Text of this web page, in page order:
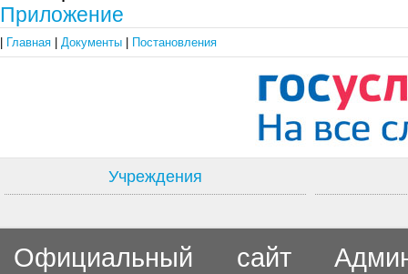
Приложение
Главная Документы Постановления
Учреждения
Официальный сайт